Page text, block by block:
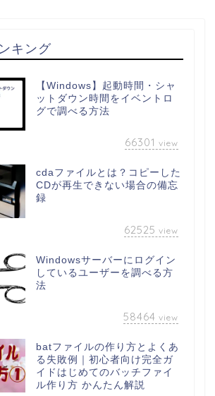
キング
【Windows】起動時間・シャ
ットダウン時間をイベントロ
グで調べる方法
66301 view
cdaファイルとは？コピーした
CDが再生できない場合の備忘
録
62525 view
Windowsサーバーにログイン
しているユーザーを調べる方
法
58464 view
batファイルの作り方とよくあ
る失敗例｜初心者向け完全ガ
イドはじめてのバッチファイ
ル作り方 かんたん解説